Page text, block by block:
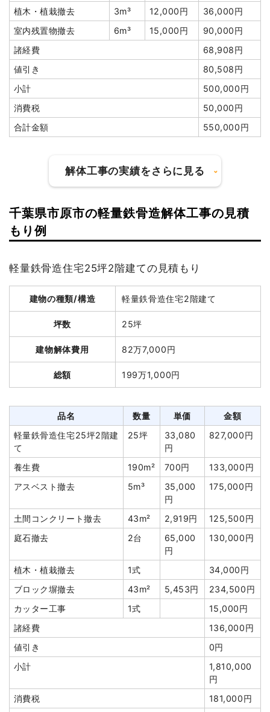
植木・植栽撤去
3m³ 12,000円
36,000円
室内残置物撤去
6m³ 15,000円
90,000円
諸経費
68,908円
値引き
80,508円
小計
500,000円
消費税
50,000円
合計金額
550,000円
解体工事の実績をさらに見る
建物の種類/構造
建物解体費用 50万円
総額 123万8,652円
木造住宅15坪2階建て
15坪 33,333円
500,000円
狭小地加算
1式
アスベスト撤去
30,000円
120,000円
土間コンクリート撤去
16m² 2,213円
35,400円
浄化槽・便槽撤去
1式
20,000円
ブロック塀撤去
13m² 3,500円
45,500円
値引き
0円
小計
1,146,900円
合計金額
1,238,652円
建物解体費用 204万円
千葉県市原市の軽量鉄骨造解体工事の見積
もり例
軽量鉄骨造住宅25坪2階建ての見積もり
建物の種類/構造 軽量鉄骨造住宅2階建て
坪数 25坪
建物解体費用 82万7,000円
総額 199万1,000円
品名 数量 単価
金額
軽量鉄骨造住宅25坪2階建
て
25坪
33,080
円
827,000円
養生費 190m² 700円
133,000円
アスベスト撤去
5m³
35,000
円
175,000円
土間コンクリート撤去 43m² 2,919円
125,500円
庭石撤去
2台
65,000
円
130,000円
植木・植栽撤去 1式
34,000円
ブロック塀撤去
43m² 5,453円
234,500円
カッター工事
1式
15,000円
諸経費
136,000円
値引き
0円
小計
1,810,000
円
消費税
181,000円